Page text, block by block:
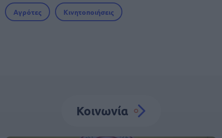
Αγρότες Κινητοποιήσεις
Κοινωνία